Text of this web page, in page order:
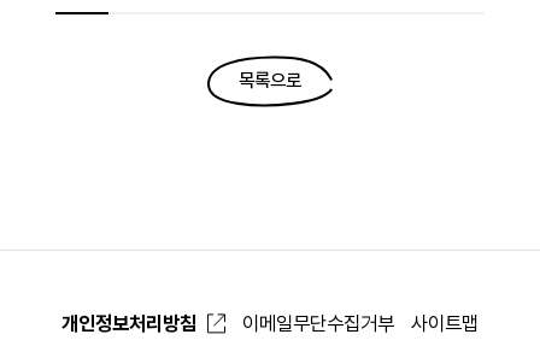
목록으로
개인정보처리방침 이메일무단수집거부 사이트맵